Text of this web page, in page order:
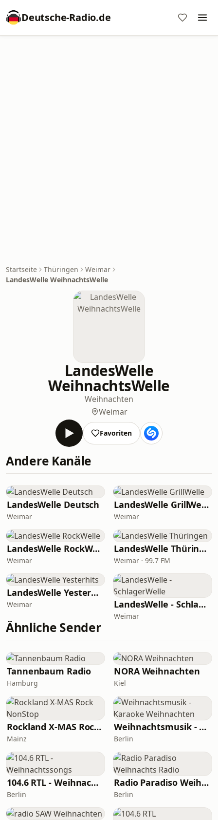
Deutsche-Radio.de
Startseite Thüringen
Weimar
LandesWelle WeihnachtsWelle
LandesWelle
WeihnachtsWelle
Weihnachten
Weimar
Favoriten
Andere Kanäle
LandesWelle Deutsch
Weimar
LandesWelle GrillWelle
Weimar
LandesWelle RockWelle
Weimar
LandesWelle Thüringen
Weimar · 99.7 FM
LandesWelle Yesterhits
Weimar LandesWelle - SchlagerWelle
Weimar
Ähnliche Sender
Tannenbaum Radio
Hamburg
NORA Weihnachten
Kiel
Rockland X-MAS Rock NonStop
Mainz
Weihnachtsmusik - Karaoke Weihnachten
Berlin
104.6 RTL - Weihnachtssongs
Berlin
Radio Paradiso Weihnachts Radio
Berlin